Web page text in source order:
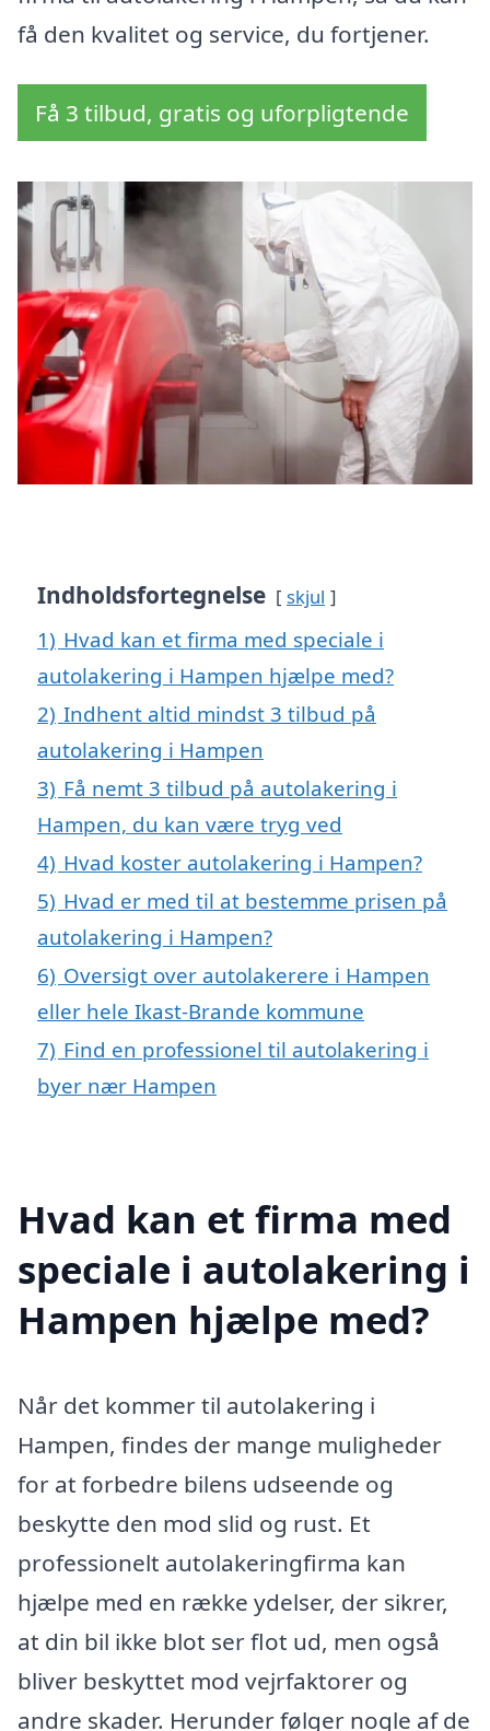
få den kvalitet og service, du fortjener.
Få 3 tilbud, gratis og uforpligtende
Indholdsfortegnelse skjul
1) Hvad kan et firma med speciale i
autolakering i Hampen hjælpe med?
2) Indhent altid mindst 3 tilbud på
autolakering i Hampen
3) Få nemt 3 tilbud på autolakering i
Hampen, du kan være tryg ved
4) Hvad koster autolakering i Hampen?
5) Hvad er med til at bestemme prisen på
autolakering i Hampen?
6) Oversigt over autolakerere i Hampen
eller hele Ikast-Brande kommune
7) Find en professionel til autolakering i
byer nær Hampen
Hvad kan et firma med
speciale i autolakering i
Hampen hjælpe med?
Når det kommer til autolakering i
Hampen, findes der mange muligheder
for at forbedre bilens udseende og
beskytte den mod slid og rust. Et
professionelt autolakeringfirma kan
hjælpe med en række ydelser, der sikrer,
at din bil ikke blot ser flot ud, men også
bliver beskyttet mod vejrfaktorer og
andre skader. Herunder følger nogle af de